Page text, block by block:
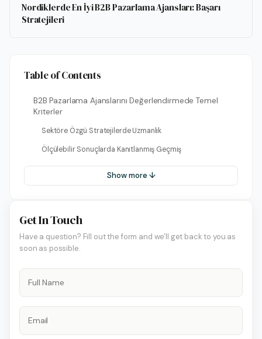
Nordiklerde En İyi B2B Pazarlama Ajansları: Başarı
Stratejileri
Table of Contents
B2B Pazarlama Ajanslarını Değerlendirmede Temel
Kriterler
Sektöre Özgü Stratejilerde Uzmanlık
Ölçülebilir Sonuçlarda Kanıtlanmış Geçmiş
Show more ↓
Get In Touch
Have a question? Fill out the form and we'll get back to you as
soon as possible.